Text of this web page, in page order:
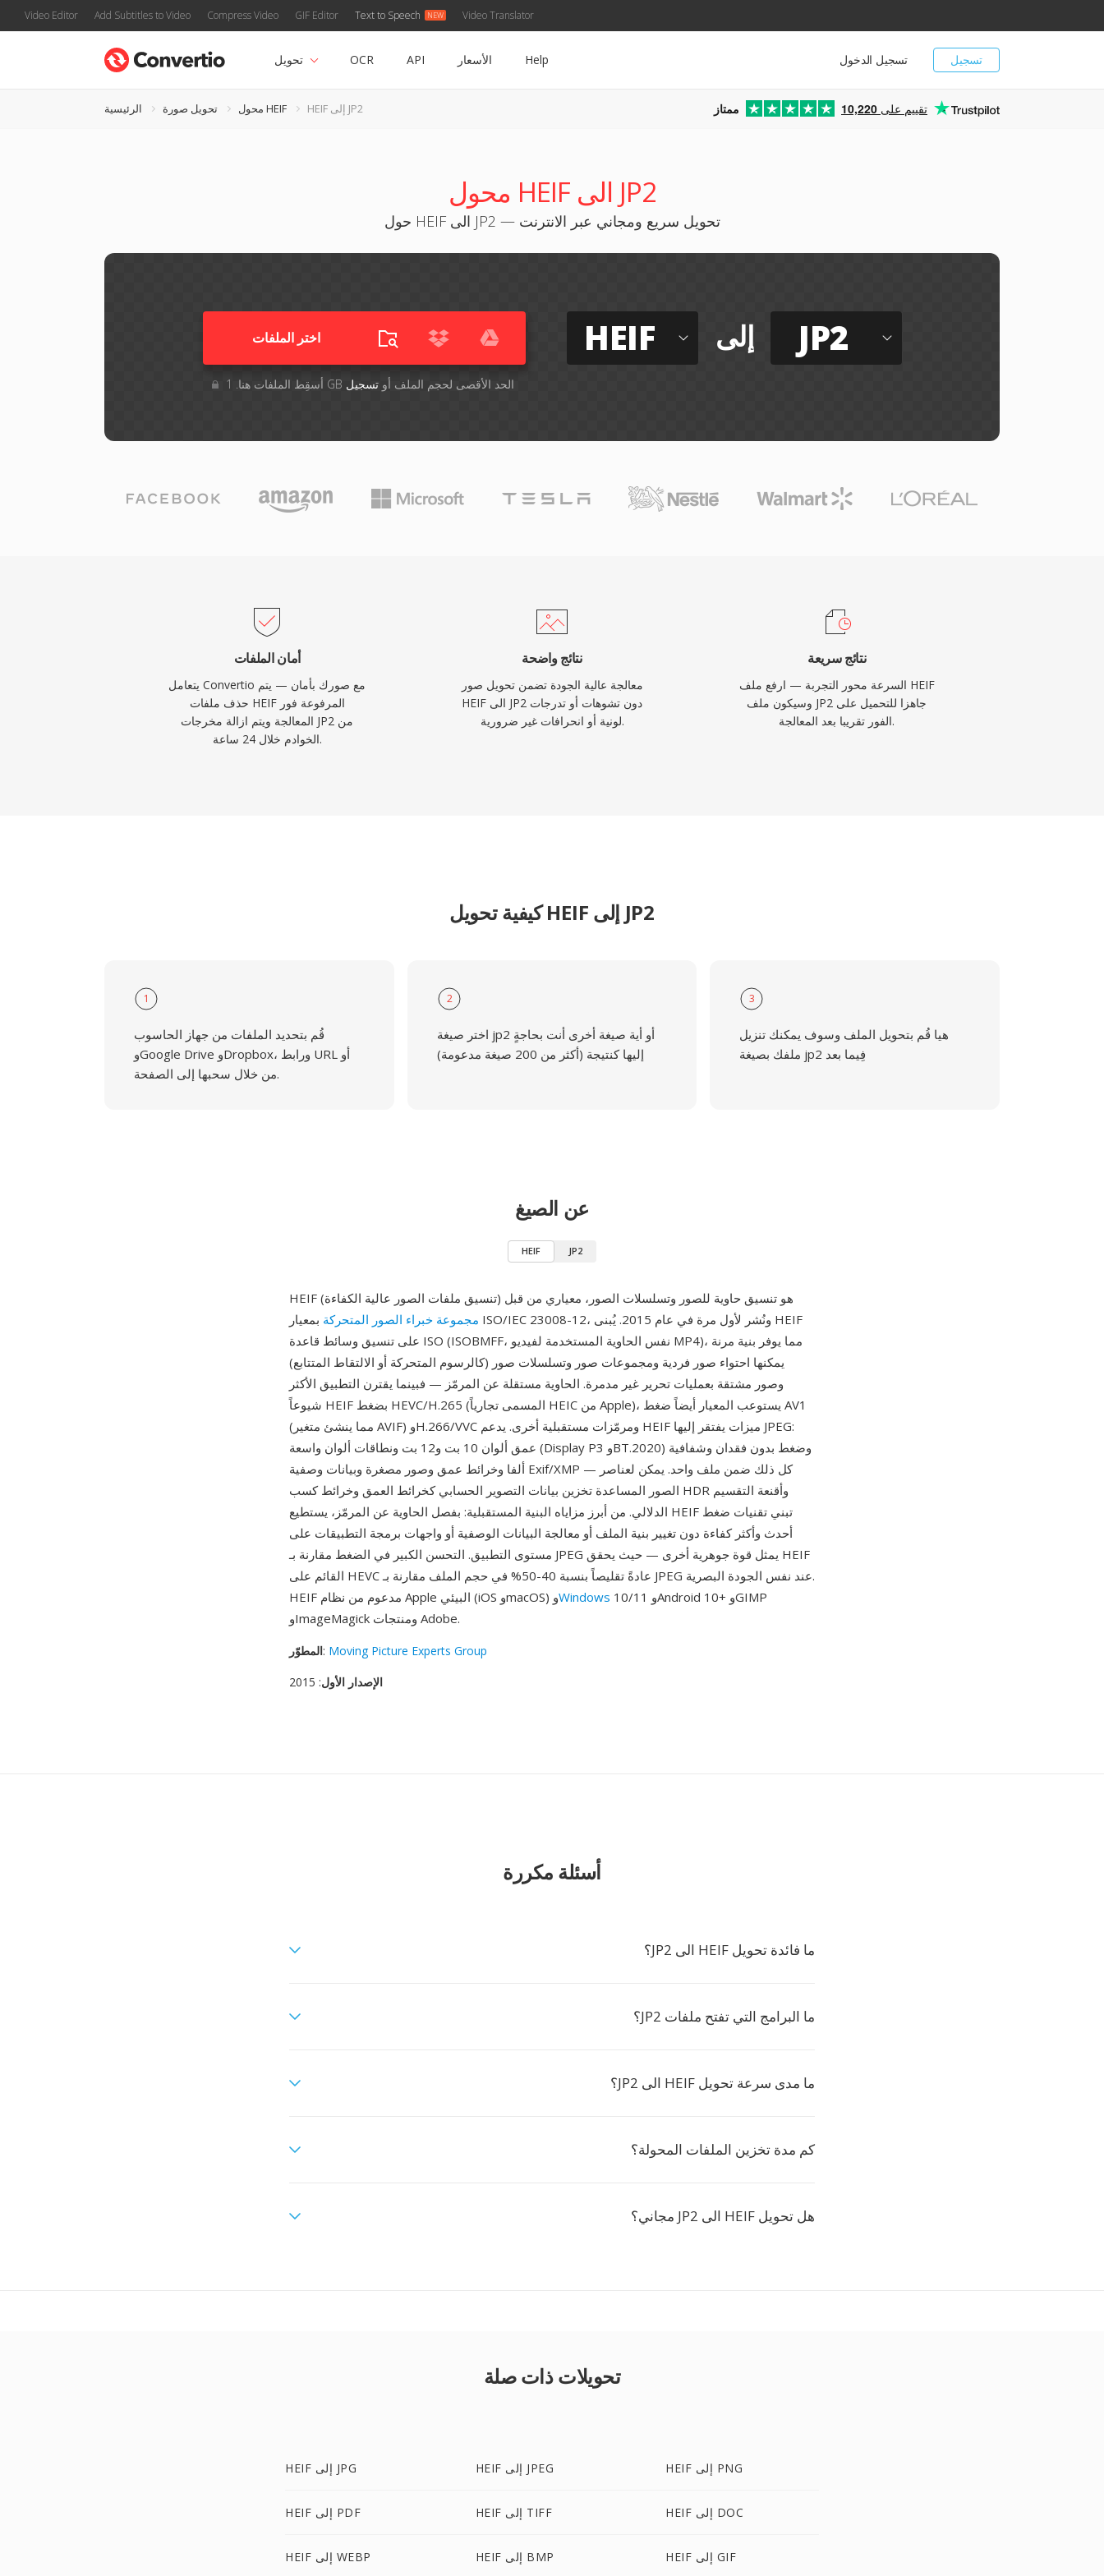
Video Editor Add Subtitles to Video Compress Video GIF Editor Text to Speech Video Translator
تسجيل تسجيل الدخول تحويل OCR API الأسعار Help
الرئيسية تحويل صورة محول HEIF HEIF إلى JP2 ممتاز 10,220 تقييم على
محول HEIF الى JP2
حول HEIF الى JP2 — تحويل سريع ومجاني عبر الانترنت
اختر الملفات
أسقِط الملفات هنا. 1 GB الحد الأقصى لحجم الملف أوتسجيل
HEIF إلى JP2
أمان الملفات
يتعامل Convertio مع صورك بأمان — يتم
حذف ملفات HEIF المرفوعة فور
المعالجة ويتم ازالة مخرجات JP2 من
الخوادم خلال 24 ساعة.
نتائج واضحة
معالجة عالية الجودة تضمن تحويل صور
HEIF الى JP2 دون تشوهات أو تدرجات
لونية أو انحرافات غير ضرورية.
نتائج سريعة
السرعة محور التجربة — ارفع ملف HEIF
وسيكون ملف JP2 جاهزا للتحميل على
الفور تقريبا بعد المعالجة.
كيفية تحويل HEIF إلى JP2
1
قُم بتحديد الملفات من جهاز الحاسوب
وGoogle Drive وDropbox، ورابط URL أو
من خلال سحبها إلى الصفحة.
2
اختر صيغة jp2 أو أية صيغة أخرى أنت بحاجةٍ
إليها كنتيجة (أكثر من 200 صيغة مدعومة)
3
هيا قُم بتحويل الملف وسوف يمكنك تنزيل
ملفك بصيغة jp2 فِيما بعد
عن الصيغ
HEIF JP2
HEIF (تنسيق ملفات الصور عالية الكفاءة) هو تنسيق حاوية للصور وتسلسلات الصور، معياري من قبل
مجموعة خبراء الصور المتحركة بمعيار ISO/IEC 23008-12، ونُشر لأول مرة في عام 2015. يُبنى HEIF
على تنسيق وسائط قاعدة ISO (ISOBMFF، نفس الحاوية المستخدمة لفيديو MP4)، مما يوفر بنية مرنة
يمكنها احتواء صور فردية ومجموعات صور وتسلسلات صور (كالرسوم المتحركة أو الالتقاط المتتابع)
وصور مشتقة بعمليات تحرير غير مدمرة. الحاوية مستقلة عن المرمّز — فبينما يقترن التطبيق الأكثر
شيوعاً HEIF بضغط HEVC/H.265 (المسمى تجارياً HEIC من Apple)، يستوعب المعيار أيضاً ضغط AV1
(مما ينشئ متغير AVIF) وH.266/VVC ومرمّزات مستقبلية أخرى. يدعم HEIF ميزات يفتقر إليها JPEG:
عمق ألوان 10 بت و12 بت ونطاقات ألوان واسعة (Display P3 وBT.2020) وضغط بدون فقدان وشفافية
ألفا وخرائط عمق وصور مصغرة وبيانات وصفية Exif/XMP — كل ذلك ضمن ملف واحد. يمكن لعناصر
الصور المساعدة تخزين بيانات التصوير الحسابي كخرائط العمق وخرائط كسب HDR وأقنعة التقسيم
الدلالي. من أبرز مزاياه البنية المستقبلية: بفصل الحاوية عن المرمّز، يستطيع HEIF تبني تقنيات ضغط
أحدث وأكثر كفاءة دون تغيير بنية الملف أو معالجة البيانات الوصفية أو واجهات برمجة التطبيقات على
مستوى التطبيق. التحسن الكبير في الضغط مقارنة بـ JPEG يمثل قوة جوهرية أخرى — حيث يحقق HEIF
القائم على HEVC عادةً تقليصاً بنسبة 40-50% في حجم الملف مقارنة بـ JPEG عند نفس الجودة البصرية.
HEIF مدعوم من نظام Apple البيئي (iOS وmacOS) وWindows 10/11 وAndroid 10+ وGIMP
وImageMagick ومنتجات Adobe.
المطوّر: Moving Picture Experts Group
الإصدار الأول: 2015
أسئلة مكررة
ما فائدة تحويل HEIF الى JP2؟
ما البرامج التي تفتح ملفات JP2؟
ما مدى سرعة تحويل HEIF الى JP2؟
كم مدة تخزين الملفات المحولة؟
هل تحويل HEIF الى JP2 مجاني؟
تحويلات ذات صلة
HEIF إلى JPG HEIF إلى JPEG HEIF إلى PNG
HEIF إلى PDF HEIF إلى TIFF HEIF إلى DOC
HEIF إلى WEBP HEIF إلى BMP HEIF إلى GIF